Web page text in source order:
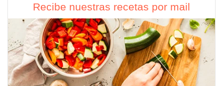
Recibe nuestras recetas por mail